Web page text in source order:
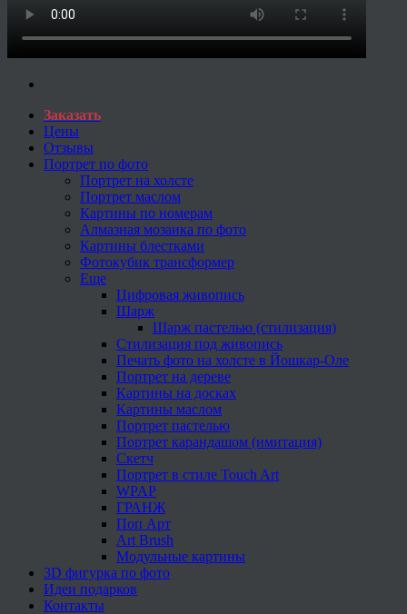
Заказать
Цены
Отзывы
Портрет по фото
Портрет на холсте
Портрет маслом
Картины по номерам
Алмазная мозаика по фото
Картины блестками
Фотокубик трансформер
Еще
Цифровая живопись
Шарж
Шарж пастелью (стилизация)
Стилизация под живопись
Печать фото на холсте в Йошкар-Оле
Портрет на дереве
Картины на досках
Картины маслом
Портрет пастелью
Портрет карандашом (имитация)
Скетч
Портрет в стиле Touch Art
WPAP
ГРАНЖ
Поп Арт
Art Brush
Модульные картины
3D фигурка по фото
Идеи подарков
Контакты